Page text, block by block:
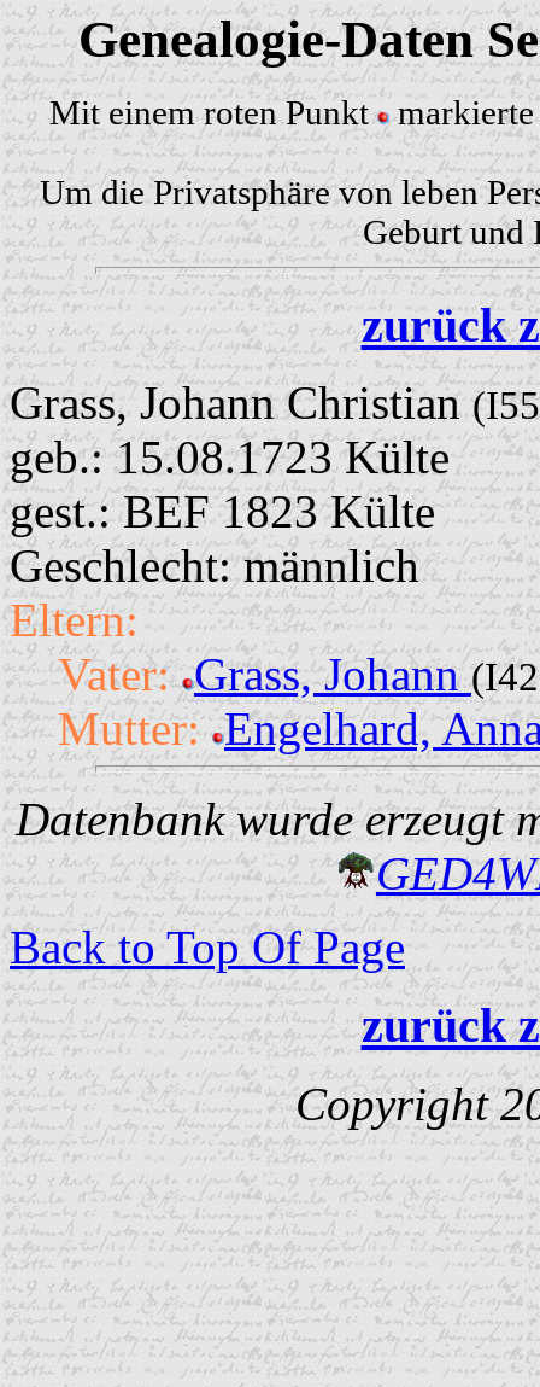
Genealogie-Daten
Mit einem roten Punkt markierte
Um die Privatsphäre von leben
Geburt und
zurück
Grass, Johann Christian
geb.: 15.08.1723 Külte
gest.: BEF 1823 Külte
Geschlecht: männlich
Eltern:
Vater: Grass, Johann
Mutter: Engelhard,
Datenbank wurde erzeugt
Back to Top Of Page
zurück
Copyright